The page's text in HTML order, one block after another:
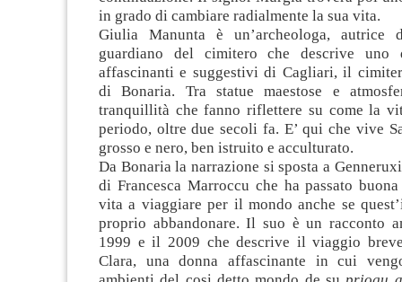
in grado di cambiare radialmente la sua vita.
Giulia Manunta è un’archeologa, autrice
guardiano del cimitero che descrive
affascinanti e suggestivi di Cagliari, il
di Bonaria. Tra statue maestose e
tranquillità che fanno riflettere su come la
periodo, oltre due secoli fa. E’ qui che vive
grosso e nero, ben istruito e acculturato.
Da Bonaria la narrazione si sposta a
di Francesca Marroccu che ha passato
vita a viaggiare per il mondo anche se
proprio abbandonare. Il suo è un racconto
1999 e il 2009 che descrive il viaggio
Clara, una donna affascinante in cui